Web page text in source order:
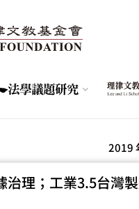
2019
理；工業3.5台灣